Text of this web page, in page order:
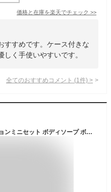
価格と在庫を楽天でチェック >>
すすめです。ケース付きな
く手使いやすいです。
全てのおすすめコメント (1 件) >
キュレル ボディウォッシュ&ローションミニセット ボディソープ ボディウォッシュ ローション 保湿 肌荒れ 赤ちゃん お試しサイズ ミニサイズ トラベルセット 旅行用 乾燥肌 敏感肌 セラミド 潤浸保湿 ボディケアシリーズ kaouSKN